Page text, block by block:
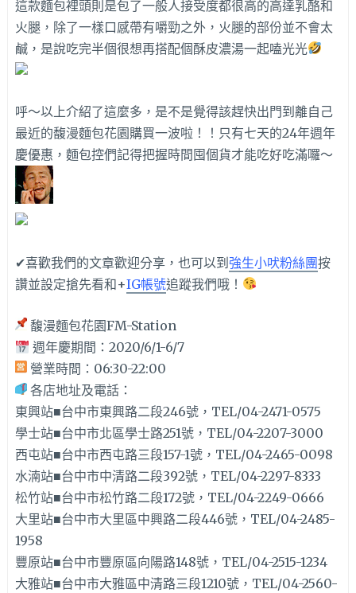
這款麵包裡頭則是包了一般人接受度都很高的高達乳酪和
火腿，除了一樣口感帶有嚼勁之外，火腿的部份並不會太
鹹，是說吃完半個很想再搭配個酥皮濃湯一起嗑光光
呼～以上介紹了這麼多，是不是覺得該趕快出門到離自己
最近的馥漫麵包花園購買一波啦！！只有七天的24年週年
慶優惠，麵包控們記得把握時間囤個貨才能吃好吃滿囉～
✔喜歡我們的文章歡迎分享，也可以到強生小吠粉絲團按
讚並設定搶先看和+IG帳號追蹤我們哦！
馥漫麵包花園FM-Station
週年慶期間：2020/6/1-6/7
營業時間：06:30-22:00
各店地址及電話：
東興站■台中市東興路二段246號，TEL/04-2471-0575
學士站■台中市北區學士路251號，TEL/04-2207-3000
西屯站■台中市西屯路三段157-1號，TEL/04-2465-0098
水湳站■台中市中清路二段392號，TEL/04-2297-8333
松竹站■台中市松竹路二段172號，TEL/04-2249-0666
大里站■台中市大里區中興路二段446號，TEL/04-2485-
1958
豐原站■台中市豐原區向陽路148號，TEL/04-2515-1234
大雅站■台中市大雅區中清路三段1210號，TEL/04-2560-